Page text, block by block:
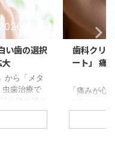
6/28
い歯の選択
から「メタ
虫歯治療で
め物や被せ
「銀歯」を
たのではな
歯科クリ
ート」 痛
「痛みが心
みに配慮し